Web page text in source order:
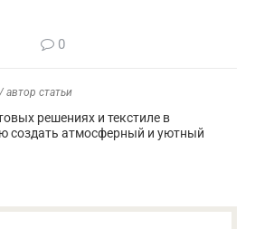
0
/ автор статьи
решениях и текстиле в
создать атмосферный и уютный